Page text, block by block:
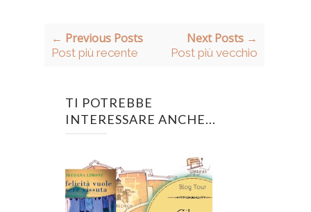
← Previous Posts
Post più recente
Next Posts →
Post più vecchio
TI POTREBBE
INTERESSARE ANCHE...